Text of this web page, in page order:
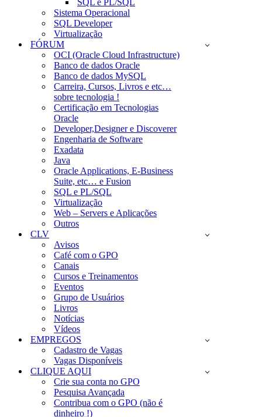
SQL e PL/SQL
Sistema Operacional
SQL Developer
Virtualização
FÓRUM
OCI (Oracle Cloud Infrastructure)
Banco de dados Oracle
Banco de dados MySQL
Carreira, Cursos, Livros e etc…
sobre tecnologia !
Certificação em Tecnologias
Oracle
Developer,Designer e Discoverer
Engenharia de Software
Exadata
Java
Oracle Applications, E-Business
Suite, etc… e Fusion
SQL e PL/SQL
Virtualização
Web – Servers e Aplicações
Outros
CLV
Avisos
Café com o GPO
Canais
Cursos e Treinamentos
Eventos
Grupo de Usuários
Livros
Notícias
Vídeos
EMPREGOS
Cadastro de Vagas
Vagas Disponíveis
CLIQUE AQUI
Crie sua conta no GPO
Pesquisa Avançada
Contribua com o GPO (não é
dinheiro !)